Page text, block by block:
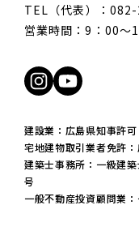
TEL（代表）：
営業時間：9：00〜
建設業：広島県知事許
宅地建物取引業者免許
建築士事務所：一級建
号
一般不動産投資顧問業